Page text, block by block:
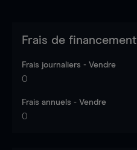
Frais de financement
Frais journaliers - Vendre
0
Frais annuels - Vendre
0